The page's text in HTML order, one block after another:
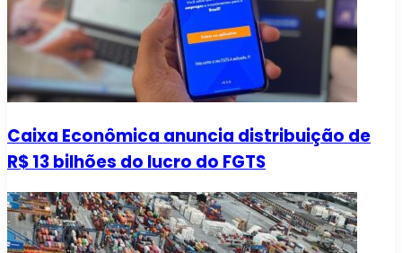
Caixa Econômica anuncia distribuição de
R$ 13 bilhões do lucro do FGTS